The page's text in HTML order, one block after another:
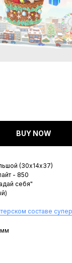
BUY NOW
(30х14х37)
- 850
себя"
составе